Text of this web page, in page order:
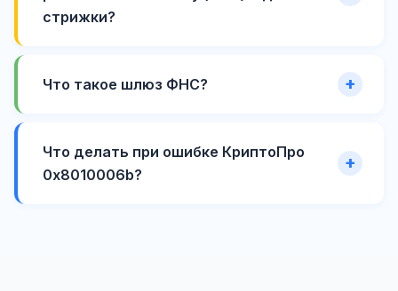
стрижки?
Что такое шлюз ФНС?
Что делать при ошибке КриптоПро
0x8010006b?